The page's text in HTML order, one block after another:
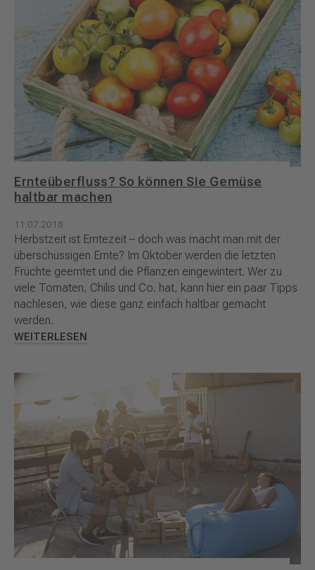
Ernteüberfluss? So können Sie Gemüse
haltbar machen
11.07.2018
Herbstzeit ist Erntezeit – doch was macht man mit der
überschüssigen Ernte? Im Oktober werden die letzten
Früchte geerntet und die Pflanzen eingewintert. Wer zu
viele Tomaten, Chilis und Co. hat, kann hier ein paar Tipps
nachlesen, wie diese ganz einfach haltbar gemacht
werden.
WEITERLESEN